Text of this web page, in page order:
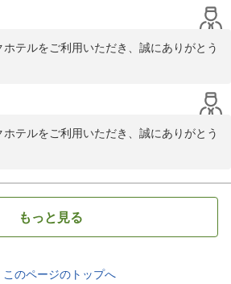
テルをご利用いただき、誠にありがとう
な雰囲気をお楽しみいただけたこと、大変
リラックスしてお過ごし頂けたご様子で
ます。
違った表情の海辺の景色もお楽しみくださ
テルをご利用いただき、誠にありがとう
雰囲気をお楽しみいただけたこと、大変
。
、リラックスしてお過ごし頂けたご様子で
ます。
もっと見る
このページのトップへ